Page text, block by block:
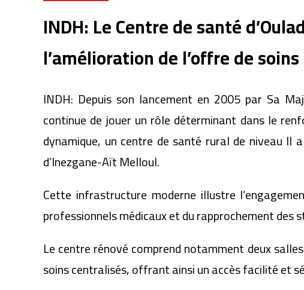
INDH: Le Centre de santé
l’amélioration de l’offre de
INDH: Depuis son lancement en 2005 par Sa
continue de jouer un rôle déterminant dans le
dynamique, un centre de santé rural de niveau II
d’Inezgane-Aït Melloul.
Cette infrastructure moderne illustre
professionnels médicaux et du rapprochement
Le centre rénové comprend notamment deux
soins centralisés, offrant ainsi un accès facilité et